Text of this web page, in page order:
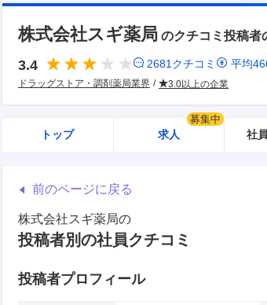
株式会社スギ薬局 のクチコミ投稿者
3.4 2681 クチコミ 平均
ドラッグストア・調剤薬局業界 3.0以上の企業
トップ 求人
募集中
社
前のページに戻る
株式会社スギ薬局の
投稿者別の社員クチコミ
投稿者プロフィール